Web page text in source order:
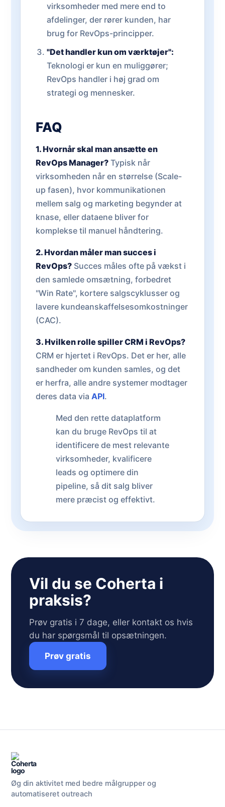
virksomheder med mere end to
afdelinger, der rører kunden, har
brug for RevOps-principper.
"Det handler kun om værktøjer":
Teknologi er kun en muliggører;
RevOps handler i høj grad om
strategi og mennesker.
FAQ
1. Hvornår skal man ansætte en
RevOps Manager? Typisk når
virksomheden når en størrelse (Scale-
up fasen), hvor kommunikationen
mellem salg og marketing begynder at
knase, eller dataene bliver for
komplekse til manuel håndtering.
2. Hvordan måler man succes i
RevOps? Succes måles ofte på vækst i
den samlede omsætning, forbedret
"Win Rate", kortere salgscyklusser og
lavere kundeanskaffelsesomkostninger
(CAC).
3. Hvilken rolle spiller CRM i RevOps?
CRM er hjertet i RevOps. Det er her, alle
sandheder om kunden samles, og det
er herfra, alle andre systemer modtager
deres data via API.
Med den rette dataplatform
kan du bruge RevOps til at
identificere de mest relevante
virksomheder, kvalificere
leads og optimere din
pipeline, så dit salg bliver
mere præcist og effektivt.
Vil du se Coherta i
praksis?
Prøv gratis i 7 dage, eller kontakt os hvis
du har spørgsmål til opsætningen.
Prøv gratis
Øg din aktivitet med bedre målgrupper og
automatiseret outreach